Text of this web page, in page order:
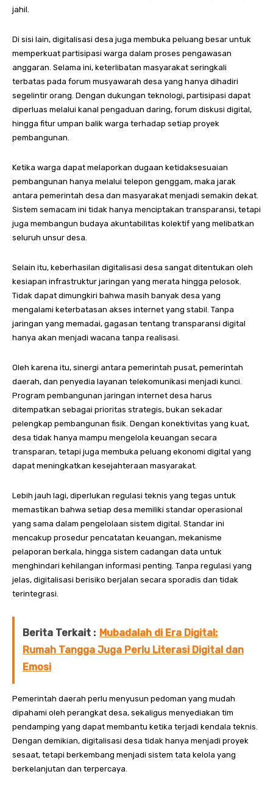
jahil.
Di sisi lain, digitalisasi desa juga membuka peluang besar untuk
memperkuat partisipasi warga dalam proses pengawasan
anggaran. Selama ini, keterlibatan masyarakat seringkali
terbatas pada forum musyawarah desa yang hanya dihadiri
segelintir orang. Dengan dukungan teknologi, partisipasi dapat
diperluas melalui kanal pengaduan daring, forum diskusi digital,
hingga fitur umpan balik warga terhadap setiap proyek
pembangunan.
Ketika warga dapat melaporkan dugaan ketidaksesuaian
pembangunan hanya melalui telepon genggam, maka jarak
antara pemerintah desa dan masyarakat menjadi semakin dekat.
Sistem semacam ini tidak hanya menciptakan transparansi, tetapi
juga membangun budaya akuntabilitas kolektif yang melibatkan
seluruh unsur desa.
Selain itu, keberhasilan digitalisasi desa sangat ditentukan oleh
kesiapan infrastruktur jaringan yang merata hingga pelosok.
Tidak dapat dimungkiri bahwa masih banyak desa yang
mengalami keterbatasan akses internet yang stabil. Tanpa
jaringan yang memadai, gagasan tentang transparansi digital
hanya akan menjadi wacana tanpa realisasi.
Oleh karena itu, sinergi antara pemerintah pusat, pemerintah
daerah, dan penyedia layanan telekomunikasi menjadi kunci.
Program pembangunan jaringan internet desa harus
ditempatkan sebagai prioritas strategis, bukan sekadar
pelengkap pembangunan fisik. Dengan konektivitas yang kuat,
desa tidak hanya mampu mengelola keuangan secara
transparan, tetapi juga membuka peluang ekonomi digital yang
dapat meningkatkan kesejahteraan masyarakat.
Lebih jauh lagi, diperlukan regulasi teknis yang tegas untuk
memastikan bahwa setiap desa memiliki standar operasional
yang sama dalam pengelolaan sistem digital. Standar ini
mencakup prosedur pencatatan keuangan, mekanisme
pelaporan berkala, hingga sistem cadangan data untuk
menghindari kehilangan informasi penting. Tanpa regulasi yang
jelas, digitalisasi berisiko berjalan secara sporadis dan tidak
terintegrasi.
Berita Terkait : Mubadalah di Era Digital:
Rumah Tangga Juga Perlu Literasi Digital dan
Emosi
Pemerintah daerah perlu menyusun pedoman yang mudah
dipahami oleh perangkat desa, sekaligus menyediakan tim
pendamping yang dapat membantu ketika terjadi kendala teknis.
Dengan demikian, digitalisasi desa tidak hanya menjadi proyek
sesaat, tetapi berkembang menjadi sistem tata kelola yang
berkelanjutan dan terpercaya.